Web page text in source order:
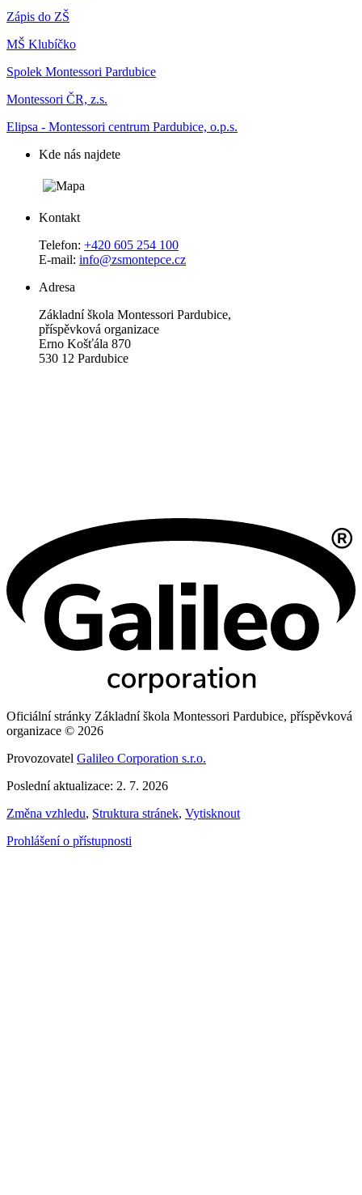
Zápis do ZŠ
MŠ Klubíčko
Spolek Montessori Pardubice
Montessori ČR, z.s.
Elipsa - Montessori centrum Pardubice, o.p.s.
Kde nás najdete
Kontakt
Telefon: +420 605 254 100
E-mail: info@zsmontepce.cz
Adresa
Základní škola Montessori Pardubice,
příspěvková organizace
Erno Košťála 870
530 12 Pardubice
Oficiální stránky Základní škola Montessori Pardubice, příspěvková
organizace © 2026
Provozovatel Galileo Corporation s.r.o.
Poslední aktualizace: 2. 7. 2026
Změna vzhledu, Struktura stránek, Vytisknout
Prohlášení o přístupnosti